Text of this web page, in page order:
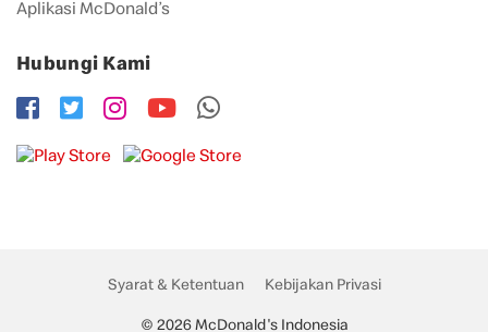
Aplikasi McDonald’s
Hubungi Kami
Syarat & Ketentuan Kebijakan Privasi
© 2026 McDonald's Indonesia